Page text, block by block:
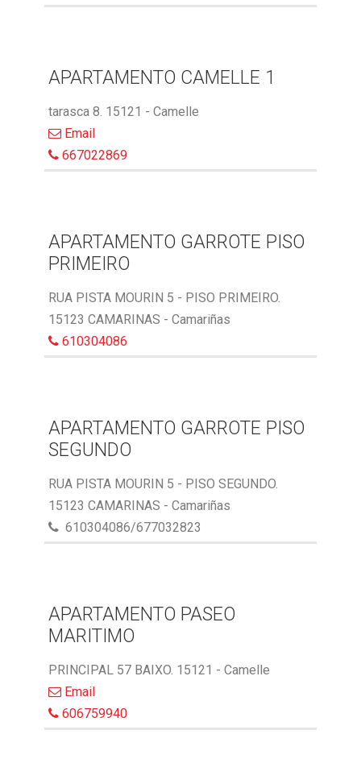
APARTAMENTO CAMELLE 1
tarasca 8. 15121 - Camelle
Email
667022869
APARTAMENTO GARROTE PISO
PRIMEIRO
RUA PISTA MOURIN 5 - PISO PRIMEIRO.
15123 CAMARINAS - Camariñas
610304086
APARTAMENTO GARROTE PISO
SEGUNDO
RUA PISTA MOURIN 5 - PISO SEGUNDO.
15123 CAMARINAS - Camariñas
610304086/677032823
APARTAMENTO PASEO
MARITIMO
PRINCIPAL 57 BAIXO. 15121 - Camelle
Email
606759940